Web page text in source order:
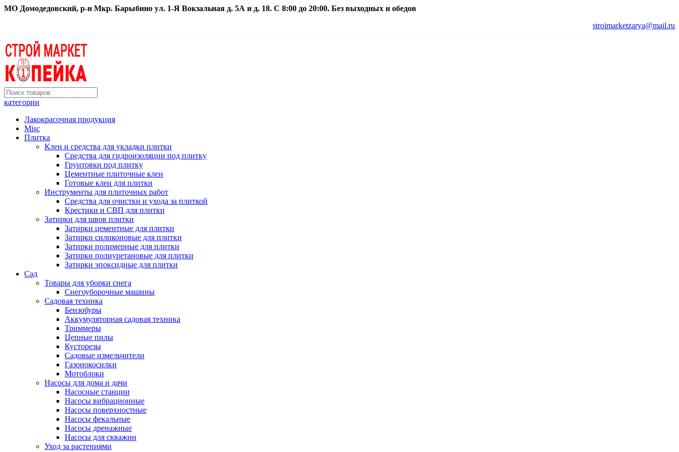
МО Домодедовский, р-н Мкр. Барыбино ул. 1-Я Вокзальная д. 5А и д. 18. С 8:00 до 20:00. Без выходных и обедов
stroimarketzarya@mail.ru
категории
Лакокрасочная продукция
Misc
Плитка
Клеи и средства для укладки плитки
Средства для гидроизоляции под плитку
Грунтовки под плитку
Цементные плиточные клеи
Готовые клеи для плитки
Инструменты для плиточных работ
Средства для очистки и ухода за плиткой
Крестики и СВП для плитки
Затирки для швов плитки
Затирки цементные для плитки
Затирки силиконовые для плитки
Затирки полимерные для плитки
Затирки полиуретановые для плитки
Затирки эпоксидные для плитки
Сад
Товары для уборки снега
Снегоуборочные машины
Садовая техника
Бензобуры
Аккумуляторная садовая техника
Триммеры
Цепные пилы
Кусторезы
Садовые измельчители
Газонокосилки
Мотоблоки
Насосы для дома и дачи
Насосные станции
Насосы вибрационные
Насосы поверхностные
Насосы фекальные
Насосы дренажные
Насосы для скважин
Уход за растениями